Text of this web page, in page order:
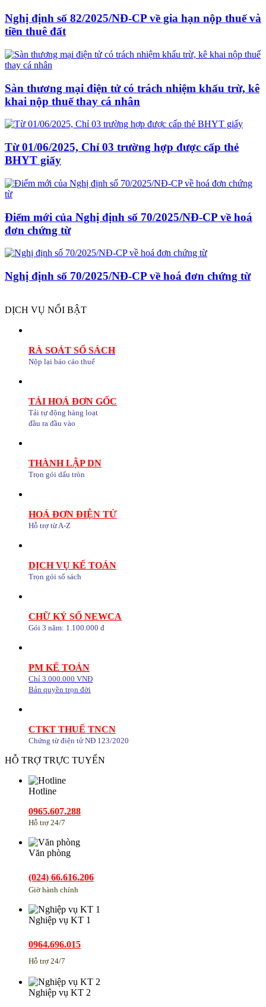
Nghị định số 82/2025/NĐ-CP về gia hạn nộp thuế và
tiền thuê đất
Sàn thương mại điện tử có trách nhiệm khấu trừ, kê
khai nộp thuế thay cá nhân
Từ 01/06/2025, Chỉ 03 trường hợp được cấp thẻ
BHYT giấy
Điểm mới của Nghị định số 70/2025/NĐ-CP về hoá
đơn chứng từ
Nghị định số 70/2025/NĐ-CP về hoá đơn chứng từ
DỊCH VỤ NỔI BẬT
RÀ SOÁT SỔ SÁCH
Nộp lại báo cáo thuế
TẢI HOÁ ĐƠN GỐC
Tải tự động hàng loạt
đầu ra đầu vào
THÀNH LẬP DN
Trọn gói dấu tròn
HOÁ ĐƠN ĐIỆN TỬ
Hỗ trợ từ A-Z
DỊCH VỤ KẾ TOÁN
Trọn gói sổ sách
CHỮ KÝ SỐ NEWCA
Gói 3 năm: 1.100.000 đ
PM KẾ TOÁN
Chỉ 3.000.000 VNĐ
Bản quyền trọn đời
CTKT THUẾ TNCN
Chứng từ điện tử NĐ 123/2020
HỖ TRỢ TRỰC TUYẾN
Hotline
0965.607.288
Hỗ trợ 24/7
Văn phòng
(024) 66.616.206
Giờ hành chính
Nghiệp vụ KT 1
0964.696.015
Hỗ trợ 24/7
Nghiệp vụ KT 2